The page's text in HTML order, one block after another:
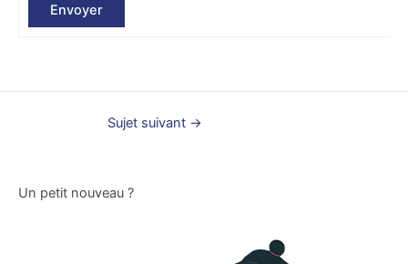
Envoyer
Sujet suivant →
Un petit nouveau ?